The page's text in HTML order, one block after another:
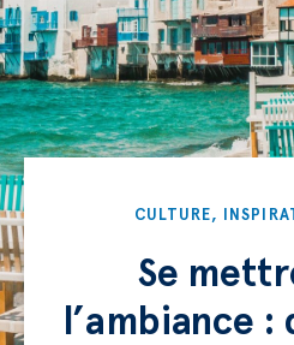
CULTURE,
Se
l’ambiance